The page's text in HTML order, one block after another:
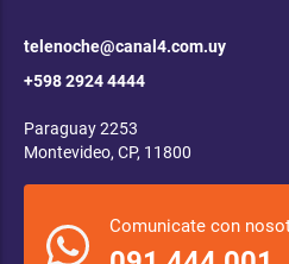
telenoche@canal4.com.uy
+598 2924 4444
Paraguay 2253
Montevideo, CP, 11800
Comunicate con